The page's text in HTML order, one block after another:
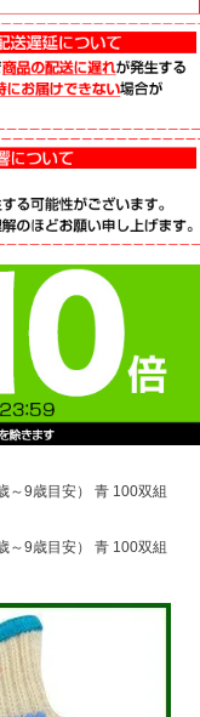
～9歳目安） 青 100双組
～9歳目安） 青 100双組